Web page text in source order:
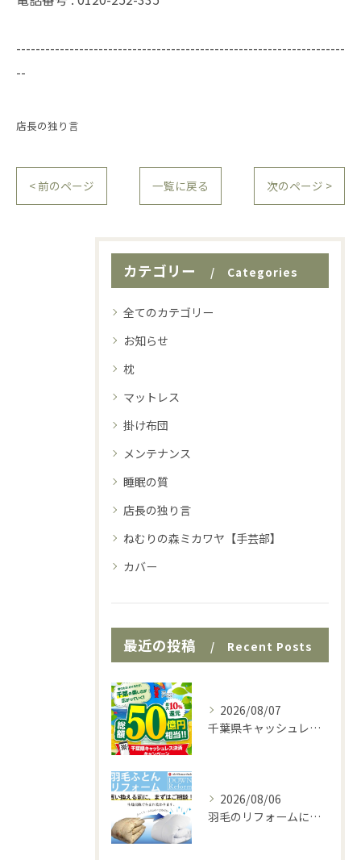
--------------------------------------------------------------------
--
店長の独り言
< 前のページ 一覧に戻る 次のページ >
カテゴリー Categories
全てのカテゴリー
お知らせ
枕
マットレス
掛け布団
メンテナンス
睡眠の質
店長の独り言
ねむりの森ミカワヤ【手芸部】
カバー
最近の投稿 Recent Posts
2026/08/07
千葉県キャッシュレスキャンペーン実施中♪
2026/08/06
羽毛のリフォームに最適な時期です♪